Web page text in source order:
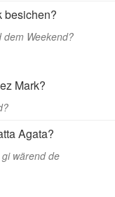
besichen?
dem Weekend?
Mark?
Agata?
wärend de